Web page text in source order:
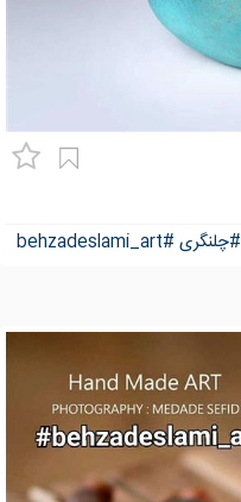
#چلنگری #behzadeslami_art